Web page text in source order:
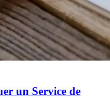
un Service de